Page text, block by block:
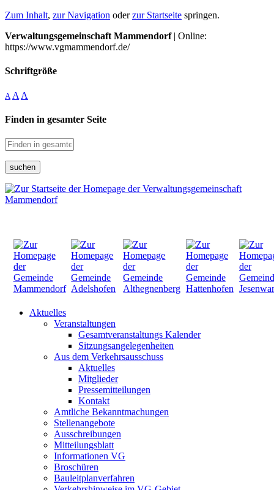
Zum Inhalt, zur Navigation oderzur Startseite springen.
Verwaltungsgemeinschaft Mammendorf| Online:
https://www.vgmammendorf.de/
Schriftgröße
A A A
Finden in gesamter Seite
suchen
Aktuelles
Veranstaltungen
Gesamtveranstaltungs Kalender
Sitzungsangelegenheiten
Aus dem Verkehrsausschuss
Aktuelles
Mitglieder
Pressemitteilungen
Kontakt
Amtliche Bekanntmachungen
Stellenangebote
Ausschreibungen
Mitteilungsblatt
Informationen VG
Broschüren
Bauleitplanverfahren